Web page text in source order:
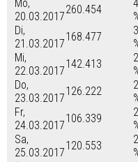
Mo,
20.03.2017
260.454
Di,
21.03.2017
168.477
Mi,
22.03.2017
142.413
Do,
23.03.2017
126.222
Fr,
24.03.2017
106.339
Sa,
25.03.2017
120.553